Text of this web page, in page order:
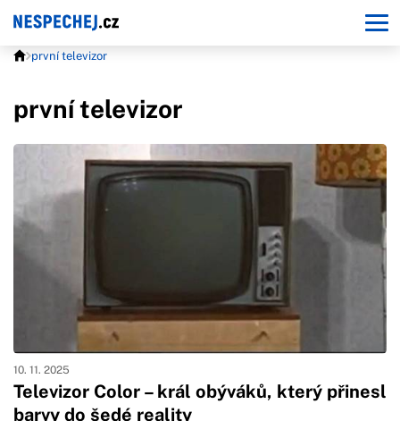
první televizor
první televizor
Televizor Color – král obýváků, který přinesl
barvy do šedé reality
10. 11. 2025